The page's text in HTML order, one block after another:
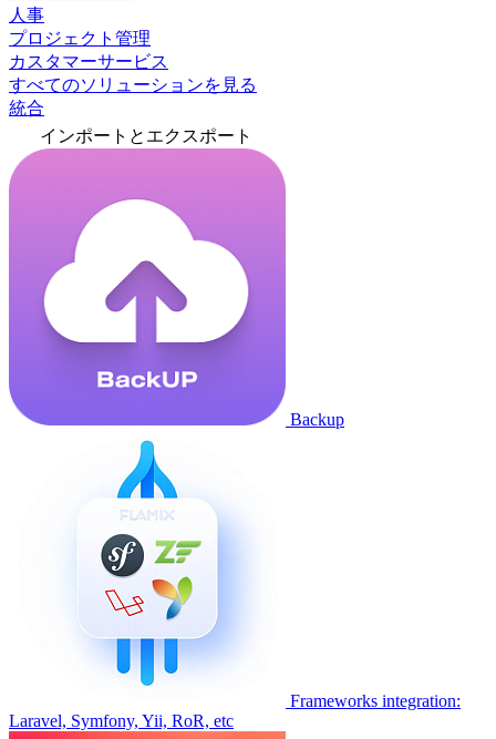
人事
プロジェクト管理
カスタマーサービス
すべてのソリューションを見る
統合
インポートとエクスポート
Backup
Frameworks integration:
Laravel, Symfony, Yii, RoR, etc